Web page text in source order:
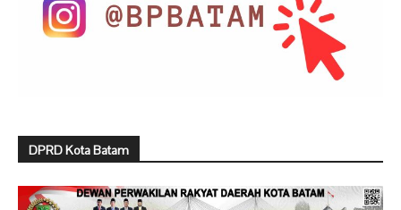
DPRD Kota Batam